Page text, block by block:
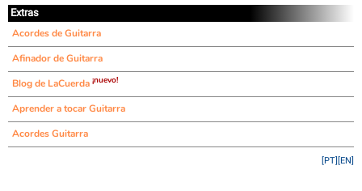
Extras
Acordes de Guitarra
Afinador de Guitarra
Blog de LaCuerda ¡nuevo!
Aprender a tocar Guitarra
Acordes Guitarra
[EN]
[PT]